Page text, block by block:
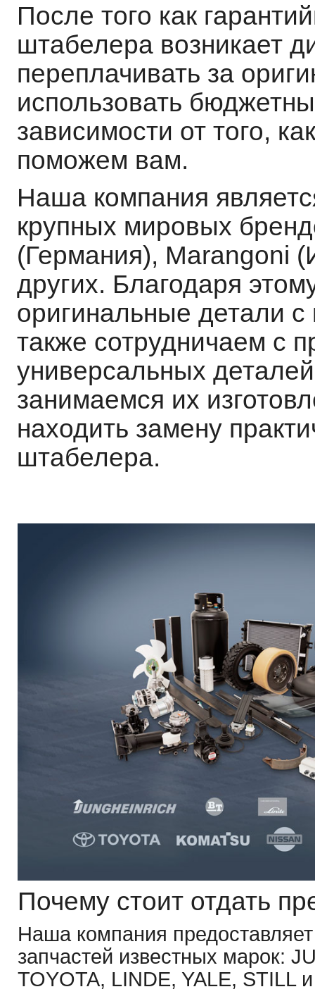
После того как
штабелера возникает
переплачивать за
использовать
зависимости от того,
поможем вам.
Наша компания
крупных мировых
(Германия), Marangoni
других. Благодаря
оригинальные детали
также сотрудничаем с
универсальных
занимаемся их
находить замену
штабелера.
Почему стоит отдать
Наша компания
запчастей известных марок:
TOYOTA, LINDE, YALE, STILL